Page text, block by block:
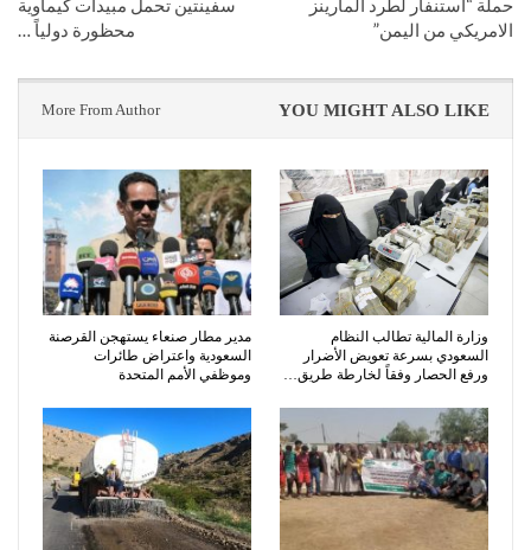
حملة “استنفار لطرد المارينز
الامريكي من اليمن”
سفينتين تحمل مبيدات كيماوية
محظورة دولياً …
YOU MIGHT ALSO LIKE
More From Author
وزارة المالية تطالب النظام
السعودي بسرعة تعويض الأضرار
ورفع الحصار وفقاً لخارطة طريق…
مدير مطار صنعاء يستهجن القرصنة
السعودية واعتراض طائرات
وموظفي الأمم المتحدة